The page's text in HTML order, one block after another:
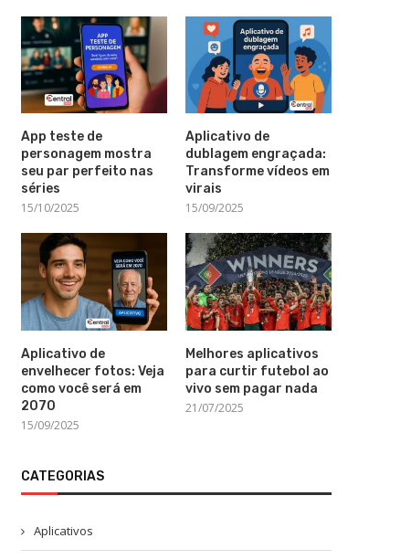
App teste de
personagem mostra
seu par perfeito nas
séries
15/10/2025
Aplicativo de
dublagem engraçada:
Transforme vídeos em
virais
15/09/2025
Aplicativo de
envelhecer fotos: Veja
como você será em
2070
15/09/2025
Melhores aplicativos
para curtir futebol ao
vivo sem pagar nada
21/07/2025
CATEGORIAS
Aplicativos